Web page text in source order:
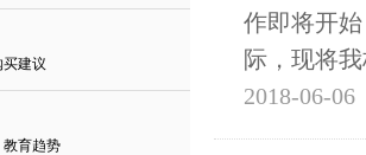
建议
育趋势
作即将开
际，现将
2018-06-06